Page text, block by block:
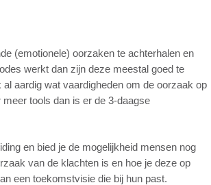
(emotionele) oorzaken te achterhalen en
werkt dan zijn deze meestal goed te
aardig wat vaardigheden om de oorzaak op
tools dan is er de 3-daagse
en bied je de mogelijkheid mensen nog
van de klachten is en hoe je deze op
een toekomstvisie die bij hun past.